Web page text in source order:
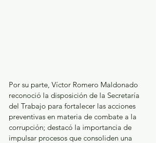
Por su parte, Víctor Romero Maldonado
reconoció la disposición de la Secretaría
del Trabajo para fortalecer las acciones
preventivas en materia de combate a la
corrupción; destacó la importancia de
impulsar procesos que consoliden una